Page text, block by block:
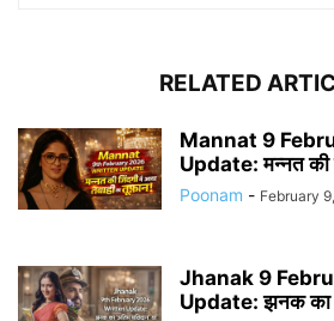
RELATED
Mannat 9
Update: मन्नत की
Poonam - February
Jhanak 9
Update: झनक का